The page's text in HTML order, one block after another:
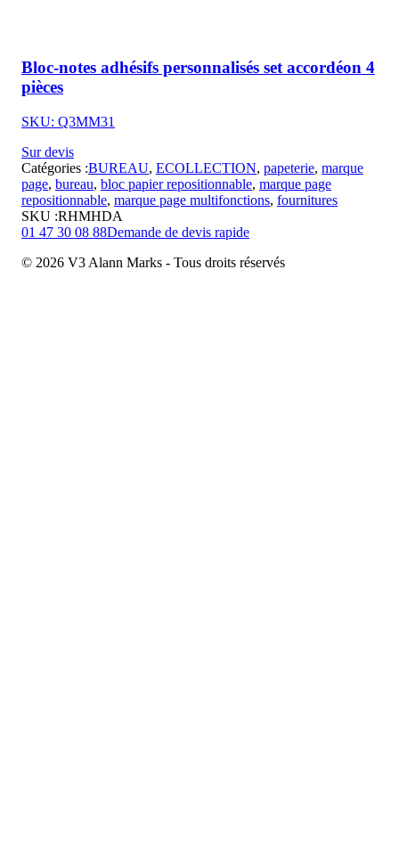
Bloc-notes adhésifs personnalisés set accordéon 4
pièces
SKU: Q3MM31
Sur devis
Catégories :BUREAU, ECOLLECTION, papeterie, marque
page, bureau, bloc papier repositionnable, marque page
repositionnable, marque page multifonctions, fournitures
SKU :RHMHDA
01 47 30 08 88Demande de devis rapide
© 2026 V3 Alann Marks - Tous droits réservés